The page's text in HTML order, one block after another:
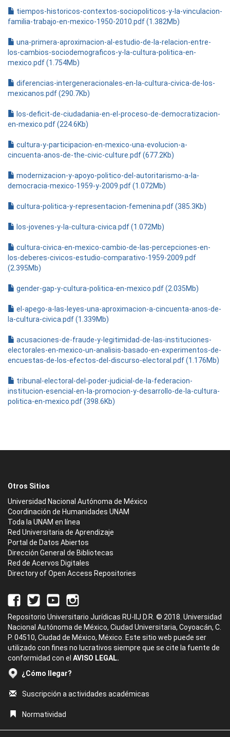
tiempos-historicos-contextos-sociopoliticos-y-la-vinculacion-
familia-trabajo-en-mexico-1950-2010.pdf (1.382Mb)
una-primera-aproximacion-al-estudio-de-la-relacion-entre-
los-cambios-sociodemograficos-y-la-cultura-politica-en-
mexico.pdf (1.754Mb)
diferencias-intergeneracionales-en-la-cultura-civica-de-los-
mexicanos.pdf (290.7Kb)
los-deficit-de-ciudadania-en-el-proceso-de-democratizacion-
en-mexico.pdf (224.6Kb)
cultura-y-participacion-en-mexico-una-evolucion-a-
cincuenta-anos-de-the-civic-culture.pdf (677.2Kb)
modernizacion-y-apoyo-politico-del-autoritarismo-a-la-
democracia-mexico-1959-y-2009.pdf (1.072Mb)
cultura-politica-y-representacion-femenina.pdf (385.3Kb)
los-jovenes-y-la-cultura-civica.pdf (1.072Mb)
cultura-civica-en-mexico-cambio-de-las-percepciones-en-
los-deberes-civicos-estudio-comparativo-1959-2009.pdf
(2.395Mb)
gender-gap-y-cultura-politica-en-mexico.pdf (2.035Mb)
el-apego-a-las-leyes-una-aproximacion-a-cincuenta-anos-de-
la-cultura-civica.pdf (1.339Mb)
acusaciones-de-fraude-y-legitimidad-de-las-instituciones-
electorales-en-mexico-un-analisis-basado-en-experimentos-de-
encuestas-de-los-efectos-del-discurso-electoral.pdf (1.176Mb)
tribunal-electoral-del-poder-judicial-de-la-federacion-
institucion-esencial-en-la-promocion-y-desarrollo-de-la-cultura-
politica-en-mexico.pdf (398.6Kb)
Otros Sitios
Universidad Nacional Autónoma de México
Coordinación de Humanidades UNAM
Toda la UNAM en línea
Red Universitaria de Aprendizaje
Portal de Datos Abiertos
Dirección General de Bibliotecas
Red de Acervos Digitales
Directory of Open Access Repositories
Repositorio Universitario Jurídicas RU-IIJ D.R. © 2018. Universidad
Nacional Autónoma de México, Ciudad Universitaria, Coyoacán, C.
P. 04510, Ciudad de México, México. Este sitio web puede ser
utilizado con fines no lucrativos siempre que se cite la fuente de
conformidad con el AVISO LEGAL.
¿Cómo llegar?
Suscripción a actividades académicas
Normatividad